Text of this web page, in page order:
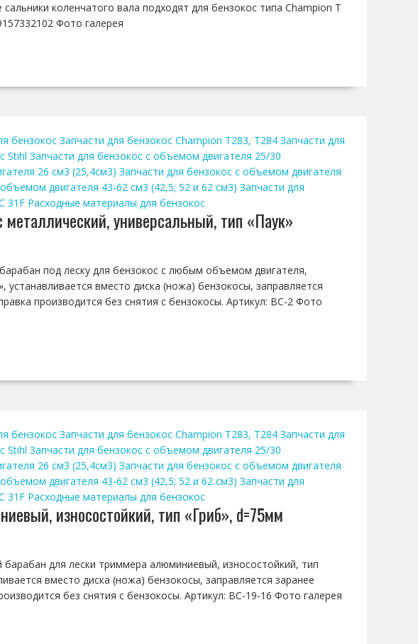
коленчатого вала подходят для бензокос типа Champion T
Фото галерея
бензокос Запчасти для бензокос Champion T283, T284 Запчасти для
Stihl Запчасти для бензокос с объемом двигателя 25/30
26 см3 (25,4см3) Запчасти для бензокос с объемом двигателя
двигателя 43-62 см3 (42,5; 52 и 62 см3) Запчасти для
31F Расходные материалы для бензокос
универсальный, тип «Паук»
под леску для бензокос с любым объемом двигателя,
устанавливается вместо диска (ножа) бензокосы, заправляется
производится без снятия с бензокосы. Артикул: BC-2 Фото
бензокос Запчасти для бензокос Champion T283, T284 Запчасти для
Stihl Запчасти для бензокос с объемом двигателя 25/30
26 см3 (25,4см3) Запчасти для бензокос с объемом двигателя
двигателя 43-62 см3 (42,5; 52 и 62 см3) Запчасти для
31F Расходные материалы для бензокос
износостойкий, тип «Гриб», d=75мм
для лески триммера алюминиевый, износостойкий, тип
вместо диска (ножа) бензокосы, заправляется заранее
без снятия с бензокосы. Артикул: BC-19-16 Фото галерея